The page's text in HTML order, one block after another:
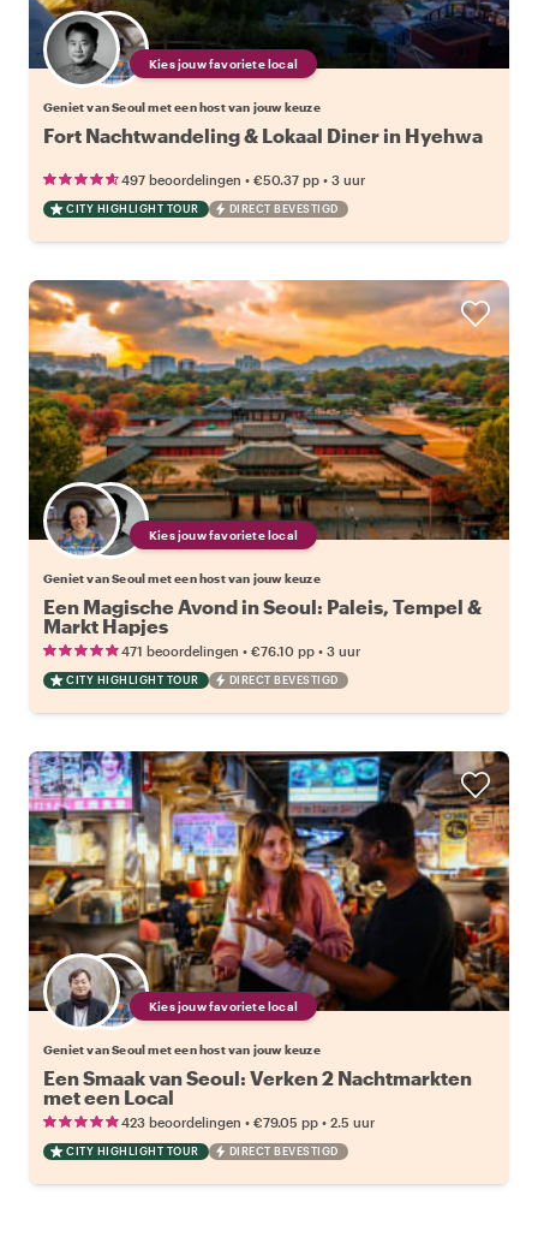
Kies jouw favoriete local
Geniet van Seoul met een host van jouw keuze
Fort Nachtwandeling & Lokaal Diner in Hyehwa
497 beoordelingen • €50.37 pp • 3 uur
CITY HIGHLIGHT TOUR DIRECT BEVESTIGD
Kies jouw favoriete local
Geniet van Seoul met een host van jouw keuze
Een Magische Avond in Seoul: Paleis, Tempel &
Markt Hapjes
471 beoordelingen • €76.10 pp • 3 uur
CITY HIGHLIGHT TOUR DIRECT BEVESTIGD
Kies jouw favoriete local
Geniet van Seoul met een host van jouw keuze
Een Smaak van Seoul: Verken 2 Nachtmarkten
met een Local
423 beoordelingen • €79.05 pp • 2.5 uur
CITY HIGHLIGHT TOUR DIRECT BEVESTIGD